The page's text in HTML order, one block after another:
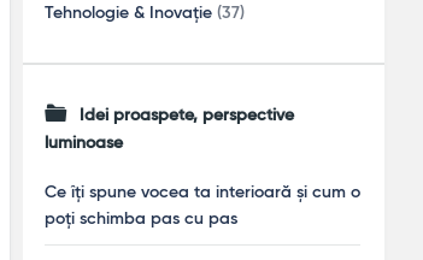
Tehnologie & Inovație (37)
Idei proaspete, perspective
luminoase
Ce îți spune vocea ta interioară și cum o
poți schimba pas cu pas